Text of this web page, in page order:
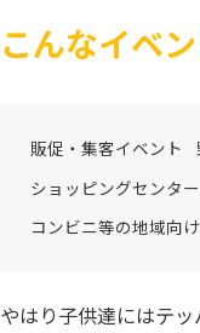
こんなイベ
販促・集客イベント
ショッピングセンター
コンビニ等の地域向
やはり子供達にはテ